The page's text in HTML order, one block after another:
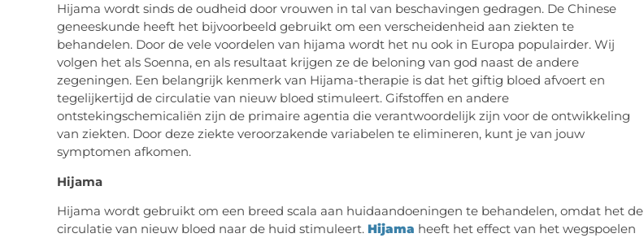
Hijama wordt sinds de oudheid door vrouwen in tal van beschavingen gedragen. De Chinese
geneeskunde heeft het bijvoorbeeld gebruikt om een verscheidenheid aan ziekten te
behandelen. Door de vele voordelen van hijama wordt het nu ook in Europa populairder. Wij
volgen het als Soenna, en als resultaat krijgen ze de beloning van god naast de andere
zegeningen. Een belangrijk kenmerk van Hijama-therapie is dat het giftig bloed afvoert en
tegelijkertijd de circulatie van nieuw bloed stimuleert. Gifstoffen en andere
ontstekingschemicaliën zijn de primaire agentia die verantwoordelijk zijn voor de ontwikkeling
van ziekten. Door deze ziekte veroorzakende variabelen te elimineren, kunt je van jouw
symptomen afkomen.
Hijama
Hijama wordt gebruikt om een breed scala aan huidaandoeningen te behandelen, omdat het de
circulatie van nieuw bloed naar de huid stimuleert. Hijama heeft het effect van het wegspoelen